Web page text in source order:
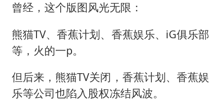
曾经，这个版图风光无限：
熊猫TV、香蕉计划、香蕉娱乐、iG俱乐部
等，火的一p。
但后来，熊猫TV关闭，香蕉计划、香蕉娱
乐等公司也陷入股权冻结风波。